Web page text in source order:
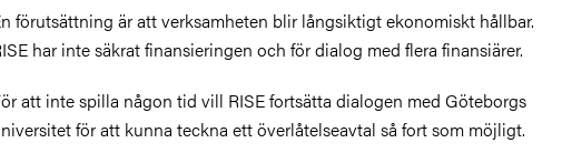
förutsättning är att verksamheten blir långsiktigt ekonomiskt hållbar.
har inte säkrat finansieringen och för dialog med flera finansiärer.
att inte spilla någon tid vill RISE fortsätta dialogen med Göteborgs
för att kunna teckna ett överlåtelseavtal så fort som möjligt.